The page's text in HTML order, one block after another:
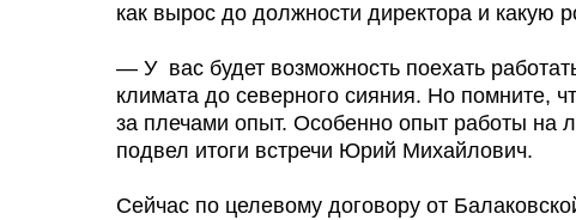
как вырос до должности директора и какую
— У вас будет возможность поехать
климата до северного сияния. Но помните,
за плечами опыт. Особенно опыт работы
подвел итоги встречи Юрий Михайлович.
Сейчас по целевому договору от